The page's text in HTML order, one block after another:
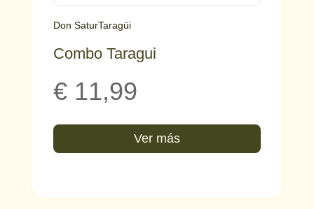
Don SaturTaragüi
Combo Taragui
€11,99
Ver más